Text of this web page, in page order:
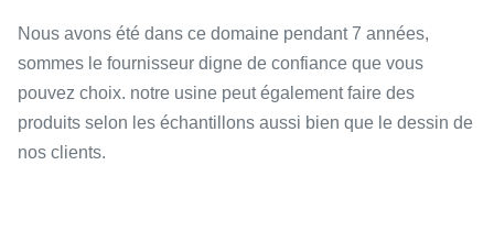
Nous avons été dans ce domaine pendant 7 années,
sommes le fournisseur digne de confiance que vous
pouvez choix. notre usine peut également faire des
produits selon les échantillons aussi bien que le dessin de
nos clients.